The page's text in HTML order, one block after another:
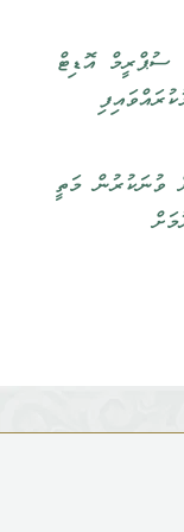
ސުޕްރީމް އޮޑިޓް
ވުނަކުރުން މަތީ